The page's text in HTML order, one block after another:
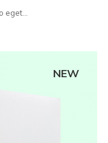
eget…
NEW